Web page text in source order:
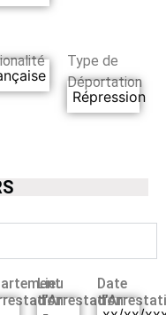
Type de
Déportation
Répression
Lieu
d’Arrestation
Date